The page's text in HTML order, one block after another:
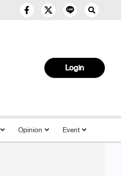
Login
Opinion Event